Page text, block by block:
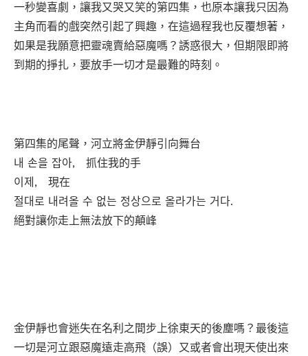
一秒變喜劇，讓我又哭又笑的第四集，也原本讓我只因為
主角而看的戲突然引起了興趣，在這過程我也反覆想著，
如果是我願意把靈魂賣給惡魔嗎？誘惑很大，但期限即將
到期的掙扎，要放手一切才是最難的時刻。
第四集的尾聲，河立將金伊靜引向舞台
내 손을 잡아, 抓住我的手
이제, 現在
절대로 내려올 수 없는 정상으로 올라가는 거다.
絕對讓你走上無法放下的顛峰
金伊靜也會迷失在名利之間步上徐東天的後塵嗎？最後這
一切是河立跟惡魔遠走高飛（誤）又或者會出現天使出來